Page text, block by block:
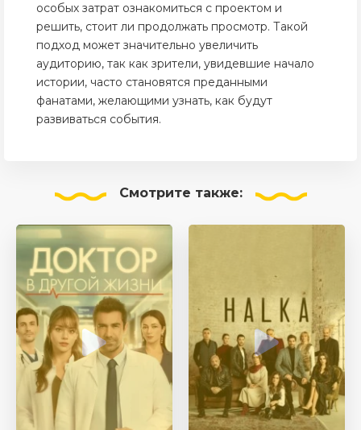
особых затрат ознакомиться с проектом и
решить, стоит ли продолжать просмотр. Такой
подход может значительно увеличить
аудиторию, так как зрители, увидевшие начало
истории, часто становятся преданными
фанатами, желающими узнать, как будут
развиваться события.
Смотрите также: